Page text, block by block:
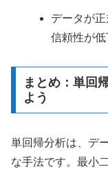
データが
信頼性が低
まとめ：単回
よう
単回帰分析は、デ
な手法です。最小